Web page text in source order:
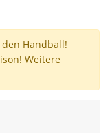
Handball!
Weitere